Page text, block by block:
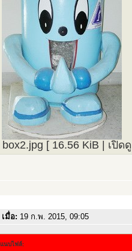
box2.jpg [ 16.56 KiB | เปิด
เมื่อ: 19 ก.พ. 2015, 09:05
แนบไฟล์: